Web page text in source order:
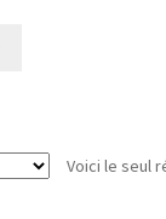
Voici le seul